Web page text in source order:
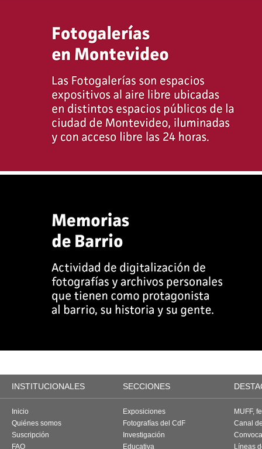
INSTITUCIONALES SECCIONES
Inicio
Quiénes somos
Suscripción
FAQ
Exposiciones
Fotografías del CdF
Investigación
Educativa
MUFF,
Canal
Líneas